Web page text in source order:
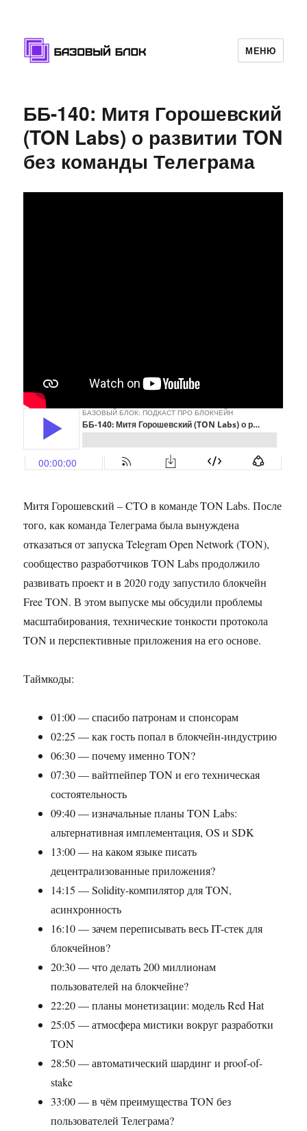
МЕНЮ
ББ-140: Митя Горошевский
(TON Labs) о развитии TON
без команды Телеграма
Митя Горошевский – CTO в команде TON Labs. После
того, как команда Телеграма была вынуждена
отказаться от запуска Telegram Open Network (TON),
сообщество разработчиков TON Labs продолжило
развивать проект и в 2020 году запустило блокчейн
Free TON. В этом выпуске мы обсудили проблемы
масштабирования, технические тонкости протокола
TON и перспективные приложения на его основе.
Таймкоды:
01:00 — спасибо патронам и спонсорам
02:25 — как гость попал в блокчейн-индустрию
06:30 — почему именно TON?
07:30 — вайтпейпер TON и его техническая
состоятельность
09:40 — изначальные планы TON Labs:
альтернативная имплементация, OS и SDK
13:00 — на каком языке писать
децентрализованные приложения?
14:15 — Solidity-компилятор для TON,
асинхронность
16:10 — зачем переписывать весь IT-стек для
блокчейнов?
20:30 — что делать 200 миллионам
пользователей на блокчейне?
22:20 — планы монетизации: модель Red Hat
25:05 — атмосфера мистики вокруг разработки
TON
28:50 — автоматический шардинг и proof-of-
stake
33:00 — в чём преимущества TON без
пользователей Телеграма?